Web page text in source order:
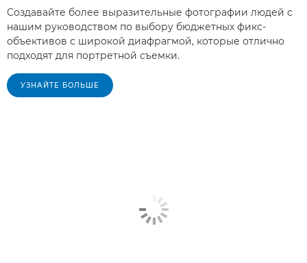
Создавайте более выразительные фотографии людей с
нашим руководством по выбору бюджетных фикс-
объективов с широкой диафрагмой, которые отлично
подходят для портретной съемки.
УЗНАЙТЕ БОЛЬШЕ